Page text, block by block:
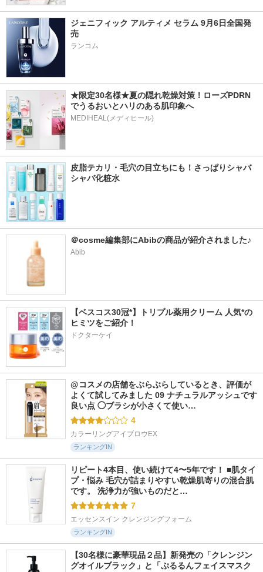
ジェニフィック アルティメ セラム 9月6日全国発
売
ランコム
★限定30名様★夏の隠れ乾燥対策！ローズPDRN
でうるおいとハリのある肌印象へ
MEDIHEAL(メディヒール)
皮脂テカリ・毛穴の目立ちにも！さっぱりシャバ
シャバ化粧水
＠cosme編集部にAbibの商品が紹介されました♪
Abib
【ベスコス30冠*】トリプル薬用クリーム 人気*の
ヒミツをご紹介！
ドクターケイ
@コスメの店舗をぶらぶらしているとき、評価が
よくて試してみました 09 ナチュラルアッシュです
良い点 ◯ブラシが小さくて使い…
4
カラーリングアイブロウEX
ランキングIN
リピート4本目、使い続けて4〜5年です！ ■肌タイ
プ・悩み 毛穴が詰まりやすい乾燥肌寄りの混合肌
です。 洗浄力が強いものだと…
7
エッセンスイン クレンジングフォーム
ランキングIN
【30名様に豪華現品２品】新発売の「クレンジン
グオイルブラック」と「ぷるるんフェイスマスク